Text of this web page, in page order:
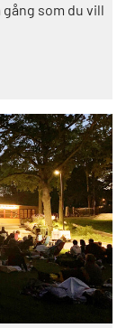
som du vill